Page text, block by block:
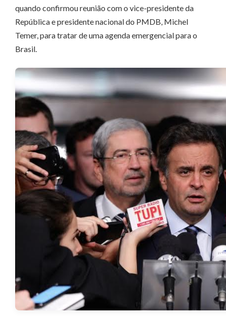
quando confirmou reunião com o vice-presidente da
República e presidente nacional do PMDB, Michel
Temer, para tratar de uma agenda emergencial para o
Brasil.